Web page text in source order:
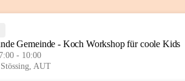
Gemeinde - Koch Workshop für coole Kids
- 10:00
AUT